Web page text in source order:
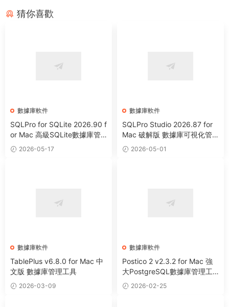
猜你喜歡
數據庫軟件
SQLPro for SQLite 2026.90 f
or Mac 高級SQLite數據庫管
理工具
2026-05-17
數據庫軟件
SQLPro Studio 2026.87 for
Mac 破解版 數據庫可視化管
理工具
2026-05-01
數據庫軟件
TablePlus v6.8.0 for Mac 中
文版 數據庫管理工具
2026-03-09
數據庫軟件
Postico 2 v2.3.2 for Mac 強
大PostgreSQL數據庫管理工
具 2026-02-25